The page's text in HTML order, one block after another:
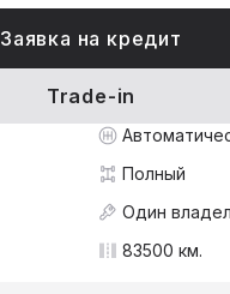
Заявка на кредит
Trade-in
Полный
Один
83500 км.